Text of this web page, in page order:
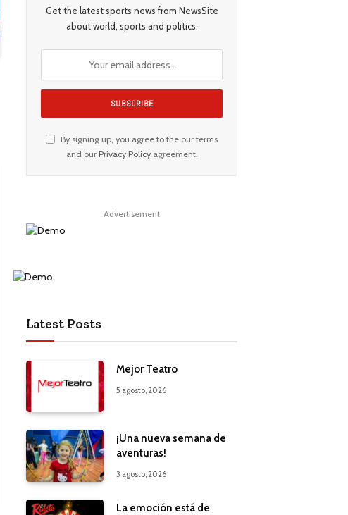
Get the latest sports news from NewsSite
about world, sports and politics.
By signing up, you agree to the our terms
and our Privacy Policyagreement.
Advertisement
Latest Posts
Mejor Teatro
5 agosto, 2026
¡Una nueva semana de
aventuras!
3 agosto, 2026
La emoción está de